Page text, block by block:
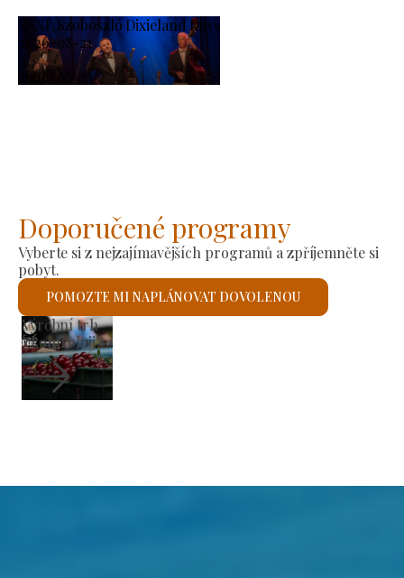
XXXI. Szoboszló Dixieland Days
2026-08-21
-
2026-08-23
Doporučené programy
Vyberte si z nejzajímavějších programů a zpříjemněte si
pobyt.
POMOZTE MI NAPLÁNOVAT DOVOLENOU
Římskokatolický kostel sv. László
Zkontroluji to